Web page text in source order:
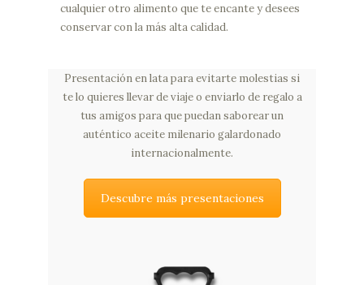
cualquier otro alimento que te encante y desees
conservar con la más alta calidad.
Presentación en lata para evitarte molestias si
te lo quieres llevar de viaje o enviarlo de regalo a
tus amigos para que puedan saborear un
auténtico aceite milenario galardonado
internacionalmente.
Descubre más presentaciones